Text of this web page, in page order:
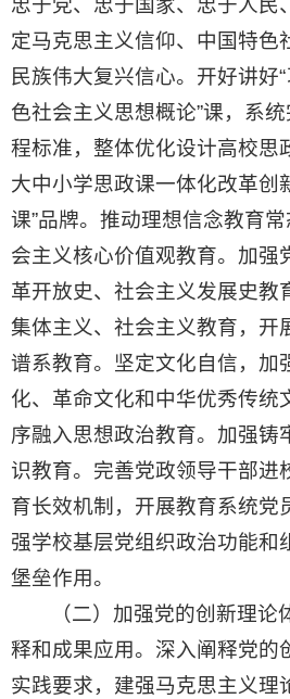
忠于党、忠于国家、忠于人民
定马克思主义信仰、中国特色
民族伟大复兴信心。开好讲好
色社会主义思想概论”课，系
程标准，整体优化设计高校思
大中小学思政课一体化改革创
课”品牌。推动理想信念教育
会主义核心价值观教育。加强
革开放史、社会主义发展史教
集体主义、社会主义教育，开
谱系教育。坚定文化自信，加
化、革命文化和中华优秀传统
序融入思想政治教育。加强铸
识教育。完善党政领导干部进
育长效机制，开展教育系统党
强学校基层党组织政治功能和
堡垒作用。
（二）加强党的创新理论
释和成果应用。深入阐释党的
实践要求，建强马克思主义理